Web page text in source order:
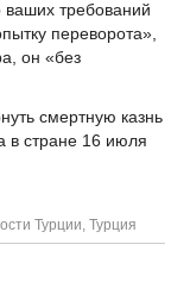
ваших требований
переворота»,
он «без
смертную казнь
в стране 16 июля
Турции, Турция